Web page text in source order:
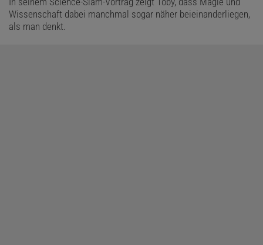
Wissenschaft dabei manchmal sogar näher beieinanderliegen,
als man denkt.